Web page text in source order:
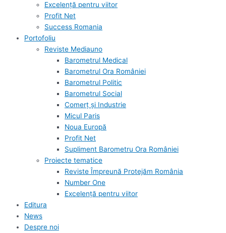
Excelență pentru viitor
Profit Net
Success Romania
Portofoliu
Reviste Mediauno
Barometrul Medical
Barometrul Ora României
Barometrul Politic
Barometrul Social
Comerț și Industrie
Micul Paris
Noua Europă
Profit Net
Supliment Barometru Ora României
Proiecte tematice
Reviste Împreună Protejăm România
Number One
Excelență pentru viitor
Editura
News
Despre noi